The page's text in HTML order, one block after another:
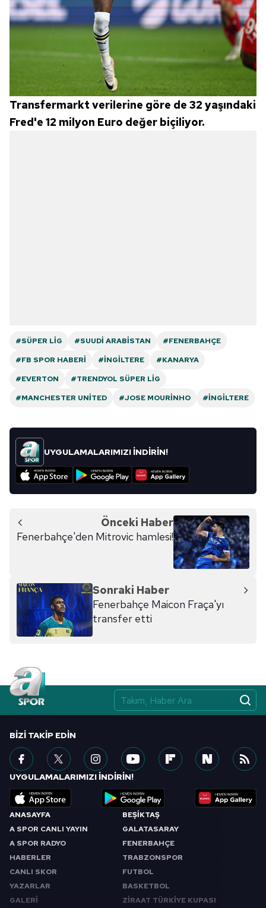
Transfermarkt verilerine göre de 32 yaşındaki
Fred'e 12 milyon Euro değer biçiliyor.
#SÜPER LIG #SUUDI ARABISTAN
#FENERBAHÇE
#FB SPOR HABERI
#İNGILTERE
#KANARYA
#EVERTON
#TRENDYOL SÜPER LIG
#MANCHESTER UNITED
#JOSE MOURINHO #İNGILTERE
UYGULAMALARIMIZI İNDİRİN!
Önceki Haber
Fenerbahçe'den Mitrovic hamlesi!
Sonraki Haber
Fenerbahçe Maicon Fraça'yı
transfer etti
ANASAYFA
A SPOR CANLI YAYIN
A SPOR RADYO
HABERLER
CANLI SKOR
YAZARLAR
GALERİ
BEŞİKTAŞ
GALATASARAY
FENERBAHÇE
TRABZONSPOR
FUTBOL
BASKETBOL
ZİRAAT TÜRKİYE KUPASI
BIZI TAKIP EDIN
UYGULAMALARIMIZI İNDİRİN!